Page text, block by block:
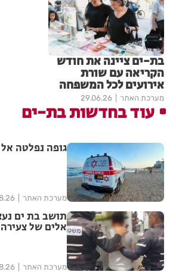
בת-ים ציינה את חודש
הקריאה עם שורת
אירועים לכל המשפחה
מערכת האתר 29.06.26
עוד בחדשות בת-ים
גופה נפלטה
מערכת האתר
תושב בת ים
אלים של צעירה
מערכת האתר